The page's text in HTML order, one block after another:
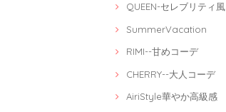
QUEEN-セレブリティ風
SummerVacation
RIMI--甘めコーデ
CHERRY--大人コーデ
AiriStyle華やか高級感